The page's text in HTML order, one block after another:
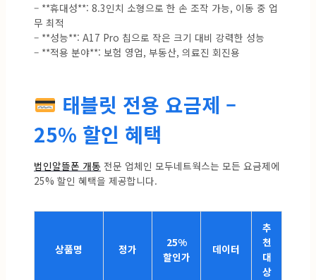
– **휴대성**: 8.3인치 소형으로 한 손 조작 가능, 이동 중 업
무 최적
– **성능**: A17 Pro 칩으로 작은 크기 대비 강력한 성능
– **적용 분야**: 보험 영업, 부동산, 의료진 회진용
태블릿 전용 요금제 –
25% 할인 혜택
법인알뜰폰 개통 전문 업체인 모두네트웍스는 모든 요금제에
25% 할인 혜택을 제공합니다.
상품명 정가
25%
할인가
데이터
추
천
대
상